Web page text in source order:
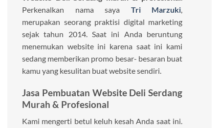
Perkenalkan nama saya Tri Marzuki,
merupakan seorang praktisi digital marketing
sejak tahun 2014. Saat ini Anda beruntung
menemukan website ini karena saat ini kami
sedang memberikan promo besar- besaran buat
kamu yang kesulitan buat website sendiri.
Jasa Pembuatan Website Deli Serdang
Murah & Profesional
Kami mengerti betul keluh kesah Anda saat ini.